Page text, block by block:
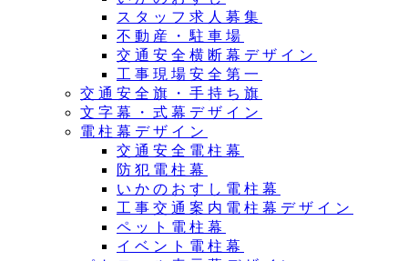
スタッフ求人募集
不動産・駐車場
交通安全横断幕デザイン
工事現場安全第一
交通安全旗・手持ち旗
文字幕・式幕デザイン
電柱幕デザイン
交通安全電柱幕
防犯電柱幕
いかのおすし電柱幕
工事交通案内電柱幕デザイン
ペット電柱幕
イベント電柱幕